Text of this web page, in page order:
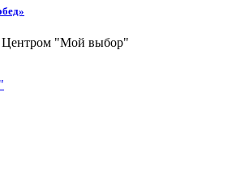
Центром "Мой выбор"